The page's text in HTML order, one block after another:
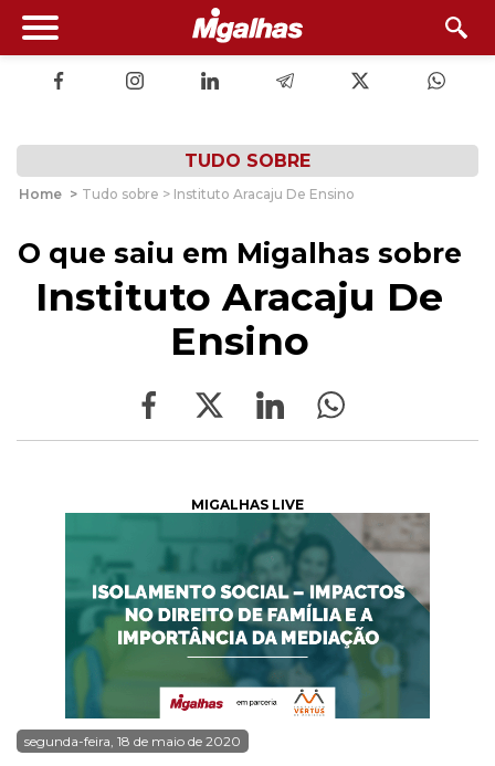
TUDO SOBRE
Home > Tudo sobre > Instituto Aracaju De Ensino
O que saiu em Migalhas sobre
Instituto Aracaju De
Ensino
MIGALHAS LIVE
segunda-feira, 18 de maio de 2020